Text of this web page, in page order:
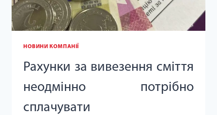
НОВИНИ КОМПАНІЇ
Рахунки за вивезення сміття
неодмінно потрібно
сплачувати